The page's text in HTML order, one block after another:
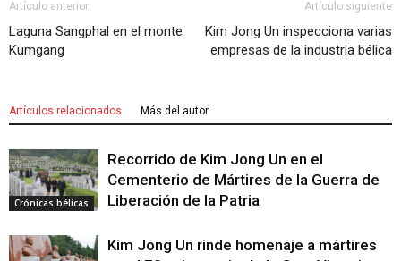
Artículo anterior
Laguna Sangphal en el monte
Kumgang
Artículo siguiente
Kim Jong Un inspecciona varias
empresas de la industria bélica
Artículos relacionados Más del autor
Crónicas bélicas
Recorrido de Kim Jong Un en el
Cementerio de Mártires de la Guerra de
Liberación de la Patria
Kim Jong Un rinde homenaje a mártires